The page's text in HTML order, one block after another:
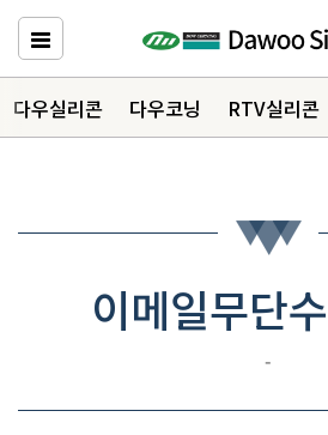
다우실리콘
HOME
이메일무단
-
다우실리콘 다우코닝 RTV실리콘
주요메뉴 바로가기